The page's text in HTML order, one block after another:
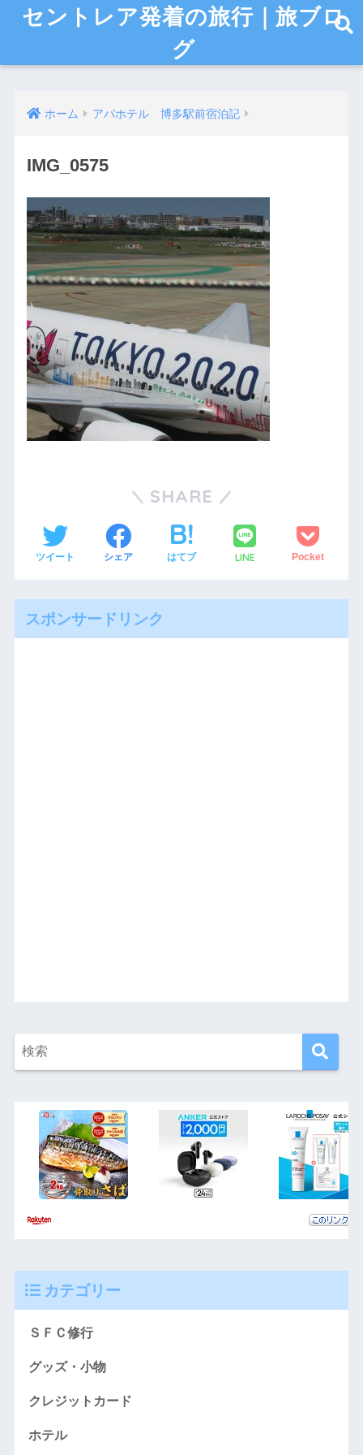
セントレア発着の旅行｜旅ブロ
グ
ホーム アパホテル 博多駅前宿泊記
IMG_0575
SHARE
ツイート シェア はてブ LINE Pocket
スポンサードリンク
カテゴリー
ＳＦＣ修行
グッズ・小物
クレジットカード
ホテル